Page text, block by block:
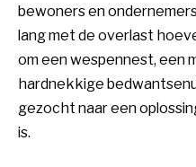
bewoners en
lang met de overlast
om een wespennest, een
hardnekkige
gezocht naar een
is.